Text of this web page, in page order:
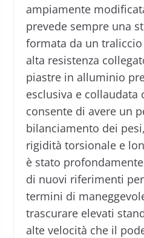
ampiamente
prevede sempre una
formata da un
alta resistenza
piastre in alluminio
esclusiva e collaudata
consente di avere un
bilanciamento dei
rigidità torsionale e
è stato
di nuovi riferimenti
termini di
trascurare elevati
alte velocità che il